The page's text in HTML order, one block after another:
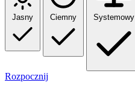
Jasny Ciemny Systemowy
Rozpocznij